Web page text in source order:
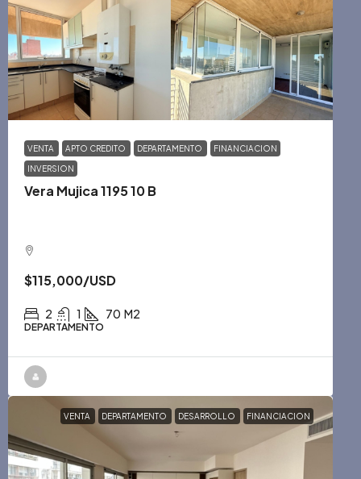
VENTA APTO CREDITO DEPARTAMENTO FINANCIACION
INVERSION
Vera Mujica 1195 10 B
$115,000/USD
2 1 70 M2
DEPARTAMENTO
VENTA DEPARTAMENTO DESARROLLO FINANCIACION